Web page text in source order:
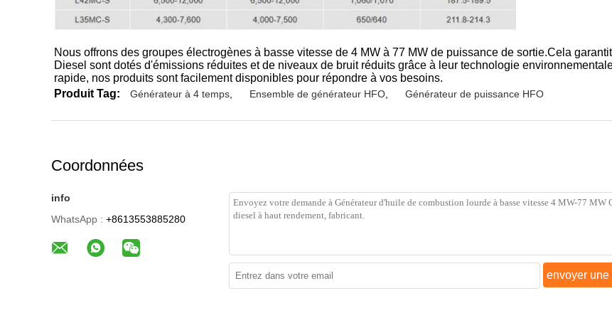
Nous offrons des groupes électrogènes à basse vitesse de 4 MW à 77 MW de puissance de sortie.Cela
Diesel sont dotés d'émissions réduites et de niveaux de bruit réduits grâce à leur technologie
rapide, nos produits sont facilement disponibles pour répondre à vos besoins.
Produit Tag:
Générateur à 4 temps Ensemble de générateur HFO Générateur de puissance HFO
Coordonnées
info
WhatsApp : +8613553885280
envoyer une